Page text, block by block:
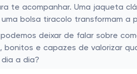
te acompanhar. Uma jaqueta
bolsa tiracolo transformam a
podemos deixar de falar sobre
bonitos e capazes de valorizar
a dia?